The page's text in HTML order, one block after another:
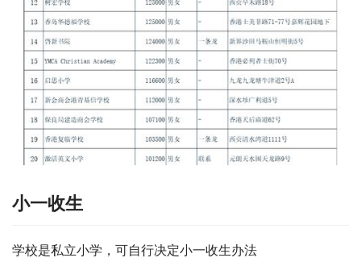
小一收生
学校是私立小学，可自行决定小一收生办法